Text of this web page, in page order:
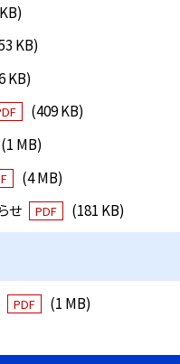
KB)
KB)
(409 KB)
(1 MB)
(4 MB)
せ
PDF (181 KB)
PDF (1 MB)